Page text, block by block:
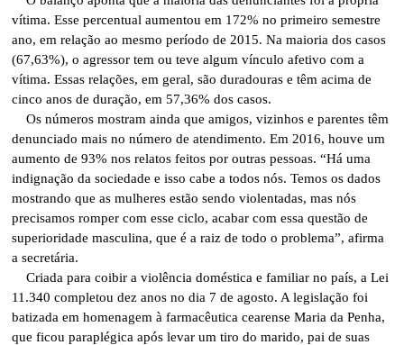
vítima. Esse percentual aumentou em 172% no primeiro semestre
ano, em relação ao mesmo período de 2015. Na maioria dos casos
(67,63%), o agressor tem ou teve algum vínculo afetivo com a
vítima. Essas relações, em geral, são duradouras e têm acima de
cinco anos de duração, em 57,36% dos casos.
Os números mostram ainda que amigos, vizinhos e parentes têm
denunciado mais no número de atendimento. Em 2016, houve um
aumento de 93% nos relatos feitos por outras pessoas. “Há uma
indignação da sociedade e isso cabe a todos nós. Temos os dados
mostrando que as mulheres estão sendo violentadas, mas nós
precisamos romper com esse ciclo, acabar com essa questão de
superioridade masculina, que é a raiz de todo o problema”, afirma
a secretária.
Criada para coibir a violência doméstica e familiar no país, a Lei
11.340 completou dez anos no dia 7 de agosto. A legislação foi
batizada em homenagem à farmacêutica cearense Maria da Penha,
que ficou paraplégica após levar um tiro do marido, pai de suas